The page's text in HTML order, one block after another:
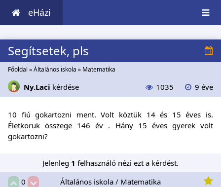
eHázi
Segítsetek, pls
Főoldal »Általános iskola » Matematika
Ny.Laci kérdése 1035 9 éve
10 fiú gokartozni ment. Volt köztük 14 és 15 éves is.
Életkoruk összege 146 év . Hány 15 éves gyerek volt
gokartozni?
Jelenleg 1 felhasználó nézi ezt a kérdést.
0
Általános iskola / Matematika